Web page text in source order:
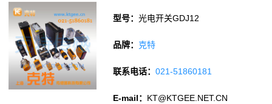
型号：光电开关GDJ12
品牌： 克特
联系电话：021-51860181
E-mail： KT@KTGEE.NET.CN